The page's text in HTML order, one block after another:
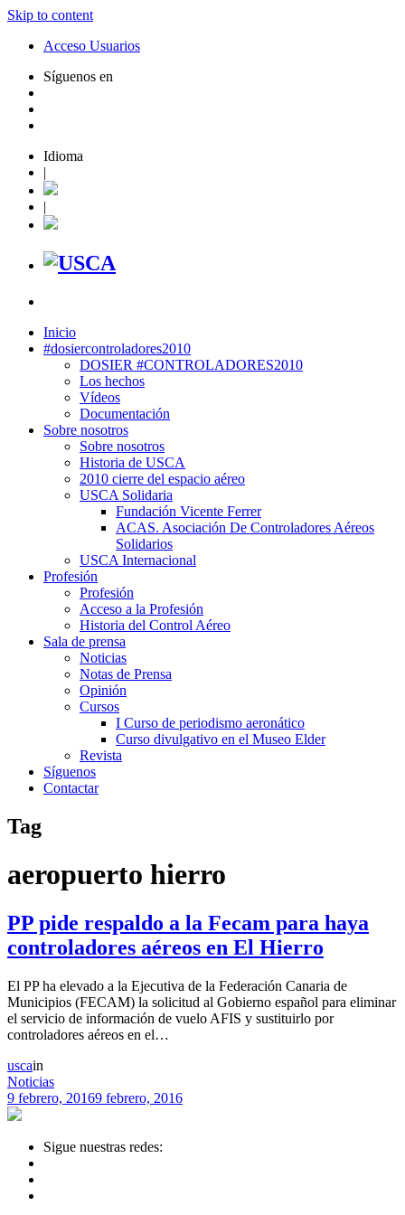
Skip to content
Acceso Usuarios
Síguenos en
Idioma
|
|
Inicio
#dosiercontroladores2010
DOSIER #CONTROLADORES2010
Los hechos
Vídeos
Documentación
Sobre nosotros
Sobre nosotros
Historia de USCA
2010 cierre del espacio aéreo
USCA Solidaria
Fundación Vicente Ferrer
ACAS. Asociación De Controladores Aéreos
Solidarios
USCA Internacional
Profesión
Profesión
Acceso a la Profesión
Historia del Control Aéreo
Sala de prensa
Noticias
Notas de Prensa
Opinión
Cursos
I Curso de periodismo aeronático
Curso divulgativo en el Museo Elder
Revista
Síguenos
Contactar
Tag
aeropuerto hierro
PP pide respaldo a la Fecam para haya
controladores aéreos en El Hierro
El PP ha elevado a la Ejecutiva de la Federación Canaria de
Municipios (FECAM) la solicitud al Gobierno español para eliminar
el servicio de información de vuelo AFIS y sustituirlo por
controladores aéreos en el…
uscain
Noticias
9 febrero, 20169 febrero, 2016
Sigue nuestras redes: